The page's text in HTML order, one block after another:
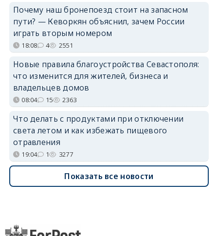
Почему наш бронепоезд стоит на запасном
пути? — Кеворкян объяснил, зачем России
играть вторым номером
18:08 4 2551
Новые правила благоустройства Севастополя:
что изменится для жителей, бизнеса и
владельцев домов
08:04 15 2363
Что делать с продуктами при отключении
света летом и как избежать пищевого
отравления
19:04 1 3277
Показать все новости